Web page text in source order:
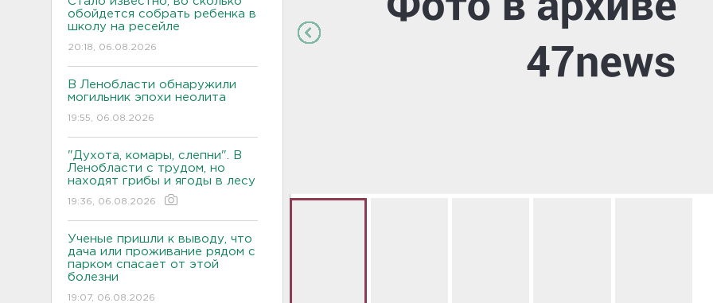
обойдется собрать ребенка в
школу на ресейле
20:18, 06.08.2026
В Ленобласти обнаружили
могильник эпохи неолита
19:55, 06.08.2026
"Духота, комары, слепни". В
Ленобласти с трудом, но
находят грибы и ягоды в лесу
19:36, 06.08.2026
Ученые пришли к выводу, что
дача или проживание рядом с
парком спасает от этой
болезни
19:07, 06.08.2026